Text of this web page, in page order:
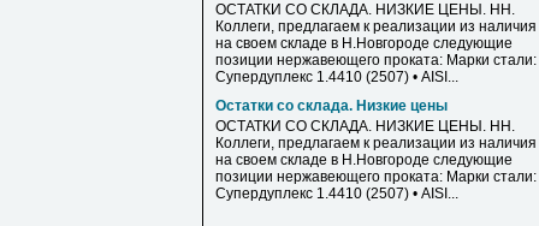
ОСТАТКИ СО СКЛАДА. НИЗКИЕ ЦЕНЫ. НН.
Коллеги, предлагаем к реализации из наличия
на своем складе в Н.Новгороде следующие
позиции нержавеющего проката: Марки стали:
Супердуплекс 1.4410 (2507) • AISI...
Остатки со склада. Низкие цены
ОСТАТКИ СО СКЛАДА. НИЗКИЕ ЦЕНЫ. НН.
Коллеги, предлагаем к реализации из наличия
на своем складе в Н.Новгороде следующие
позиции нержавеющего проката: Марки стали:
Супердуплекс 1.4410 (2507) • AISI...